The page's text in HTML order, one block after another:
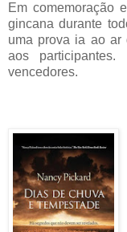
Em comemoração
gincana durante
uma prova ia ao ar
aos
vencedores.